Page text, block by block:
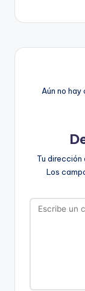
Aún no
Tu dirección
Los